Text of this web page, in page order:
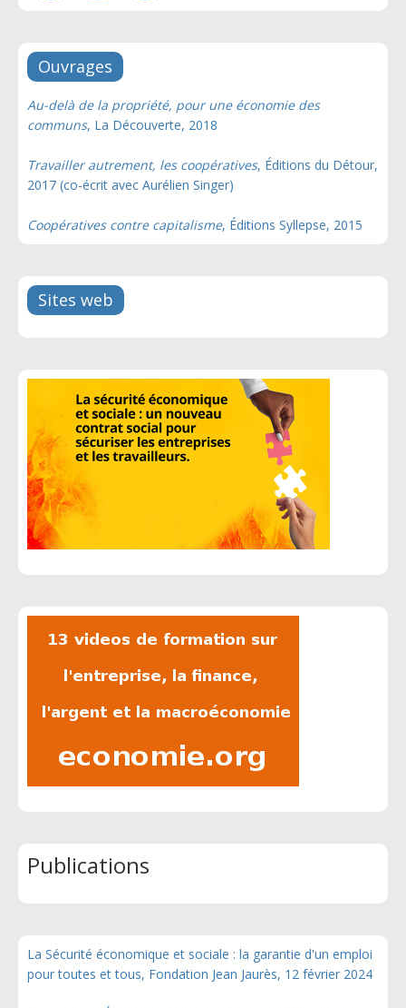
Ouvrages
Au-delà de la propriété, pour une économie des
communs, La Découverte, 2018
Travailler autrement, les coopératives, Éditions du Détour,
2017 (co-écrit avec Aurélien Singer)
Coopératives contre capitalisme, Éditions Syllepse, 2015
Sites web
Publications
La Sécurité économique et sociale : la garantie d'un emploi
pour toutes et tous, Fondation Jean Jaurès, 12 février 2024